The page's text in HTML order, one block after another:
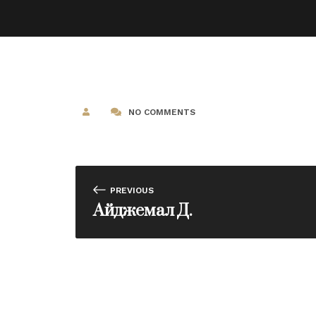
NO COMMENTS
PREVIOUS
Айджемал Д.